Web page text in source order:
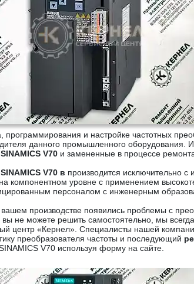
программирования и настройке частотных
данного промышленного
V70 и замененные в процессе
V70 в производится исключительно
компонентном уровне с применением
персоналом с инженерным
производстве появились проблемы с
вы не можете решить самостоятельно, мы
центр «Кернел». Специалисты нашей
преобразователя частоты и последующий
V70 используя форму на сайте.